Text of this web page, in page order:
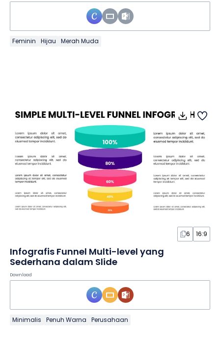
Feminin Hijau Merah Muda
6 16:9
Infografis Funnel Multi-level yang
Sederhana dalam Slide
Download
Minimalis Penuh Warna Perusahaan